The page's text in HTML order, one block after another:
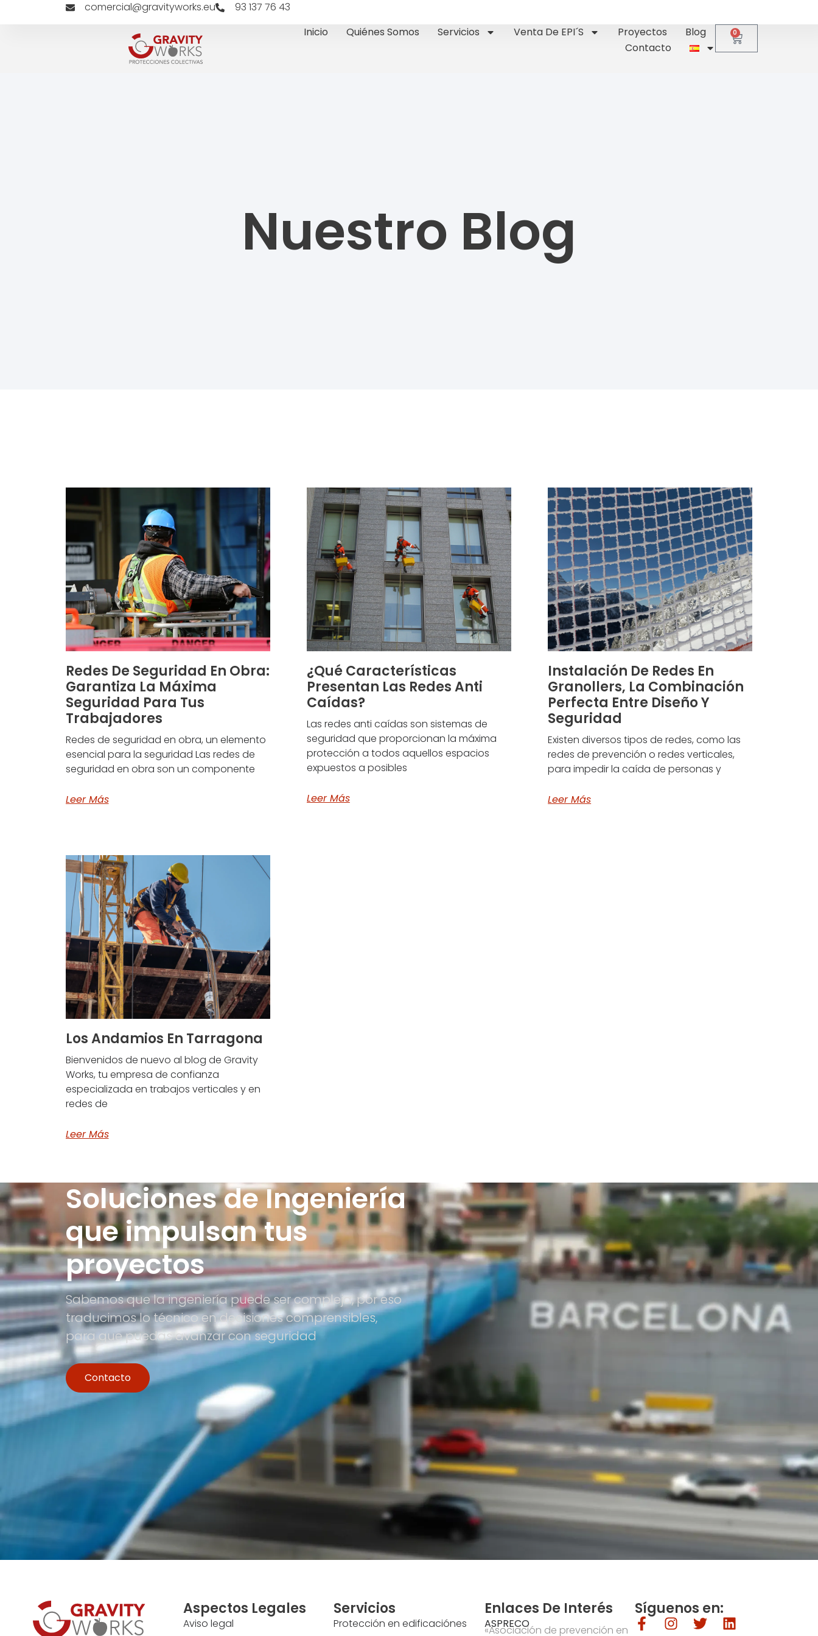
comercial@gravityworks.eu
93 137 76 43
Inicio
Quiénes Somos Servicios Venta De EPI´s Proyectos
Blog
Contacto
0
Nuestro Blog
Redes De Seguridad En Obra:
Garantiza La Máxima
Seguridad Para Tus
Trabajadores
Redes de seguridad en obra, un elemento
esencial para la seguridad Las redes de
seguridad en obra son un componente
Leer Más
¿Qué Características
Presentan Las Redes Anti
Caídas?
Las redes anti caídas son sistemas de
seguridad que proporcionan la máxima
protección a todos aquellos espacios
expuestos a posibles
Leer Más
Instalación De Redes En
Granollers, La Combinación
Perfecta Entre Diseño Y
Seguridad
Existen diversos tipos de redes, como las
redes de prevención o redes verticales,
para impedir la caída de personas y
Leer Más
Los Andamios En Tarragona
Bienvenidos de nuevo al blog de Gravity
Works, tu empresa de confianza
especializada en trabajos verticales y en
redes de
Leer Más
Soluciones de Ingeniería
que impulsan tus
proyectos
Sabemos que la ingeniería puede ser compleja, por eso
traducimos lo técnico en decisiones comprensibles,
para que puedas avanzar con seguridad
Contacto
Aspectos Legales
Aviso legal
Servicios
Protección en edificaciónes
Enlaces De Interés
ASPRECO
«Asociación de prevención en
Síguenos en: